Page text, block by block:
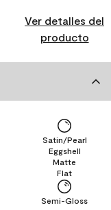
Ver detalles del
producto
Semi-Gloss
Flat
Matte
Eggshell
Satin/Pearl